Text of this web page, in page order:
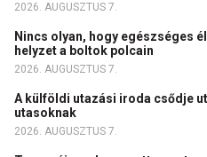
2026. AUGUSZTUS 7.
Nincs olyan, hogy egészséges
helyzet a boltok polcain
2026. AUGUSZTUS 7.
A külföldi utazási iroda csődje
utasoknak
2026. AUGUSZTUS 7.